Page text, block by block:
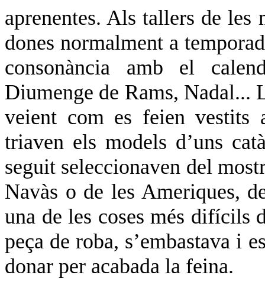
aprenentes. Als tallers de les
dones normalment a
consonància amb el
Diumenge de Rams, Nadal...
veient com es feien vestits
triaven els models d’uns
seguit seleccionaven del
Navàs o de les Ameriques,
una de les coses més difícils
peça de roba, s’embastava i
donar per acabada la feina.